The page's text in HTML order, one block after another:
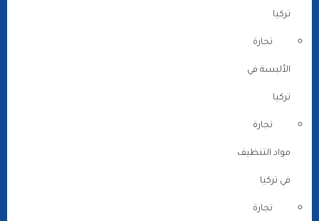
تركيا
تجارة
الألبسة في
تركيا
تجارة
مواد التنظيف
في تركيا
تجارة